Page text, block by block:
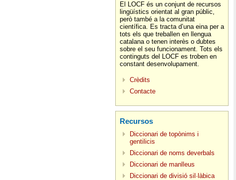
El LOCF és un conjunt de recursos
lingüístics orientat al gran públic,
però també a la comunitat
científica. Es tracta d’una eina per a
tots els que treballen en llengua
catalana o tenen interès o dubtes
sobre el seu funcionament. Tots els
continguts del LOCF es troben en
constant desenvolupament.
Crèdits
Contacte
Recursos
Diccionari de topònims i
gentilicis
Diccionari de noms deverbals
Diccionari de manlleus
Diccionari de divisió sil·làbica